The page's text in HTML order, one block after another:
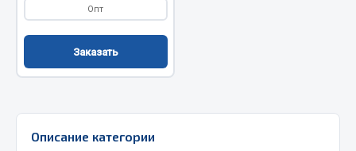
Весь раздел
Автомобильная электрика
Блоки реле и предохранителей
Опт
Заказать
Описание категории